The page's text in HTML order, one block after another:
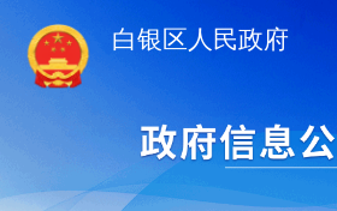
白银区人民政府